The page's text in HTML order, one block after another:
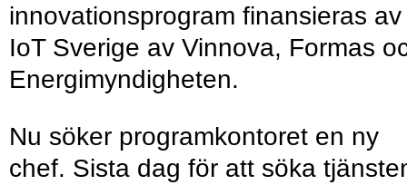
innovationsprogram finansieras av
IoT Sverige av Vinnova, Formas
Energimyndigheten.
Nu söker programkontoret en ny
chef. Sista dag för att söka